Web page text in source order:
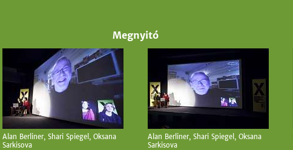
Megnyitó
Alan Berliner, Shari Spiegel, Oksana
Sarkisova
Alan Berliner, Shari Spiegel, Oksana
Sarkisova